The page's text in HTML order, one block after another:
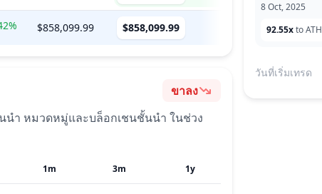
$858,099.99 $858,099.99
อารมณ์
ขาลง
นำ หมวดหมู่และบล็อกเชนชั้นนำ ในช่วง
1m 3m 1y
8 Oct, 2025
92.55xto ATH
วันที่เริ่มเทรด